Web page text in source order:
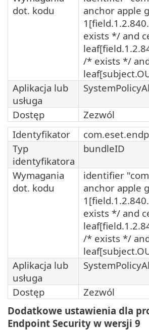
dot. kodu
anchor apple
exists */ and
/* exists */
Aplikacja lub
usługa
Dostęp
Zezwól
Identyfikator
Typ
identyfikatora
bundleID
Wymagania
dot. kodu
identifier
anchor apple
exists */ and
/* exists */
Aplikacja lub
usługa
Dostęp
Zezwól
Dodatkowe ustawienia dla
Endpoint Security w wersji 9